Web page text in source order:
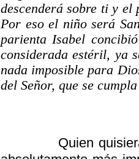
descenderá sobre ti y
Por eso el niño será
parienta Isabel
considerada estéril, ya
nada imposible para
del Señor, que se
Quien